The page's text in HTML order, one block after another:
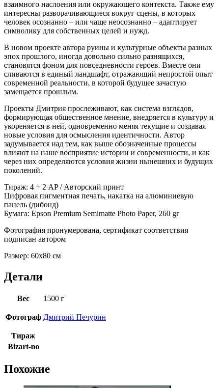
взаимного наслоения или окружающего контекста. Также ему
интересны разворачивающиеся вокруг сцены, в которых
человек осознанно – или чаще неосознанно – адаптирует
символику для собственных целей и нужд.
В новом проекте автора руины и культурные объекты разных
эпох прошлого, иногда довольно сильно разнящихся,
становятся фоном для повседневности героев. Вместе они
сливаются в единый ландшафт, отражающий непростой опыт
современной реальности, в которой будущее зачастую
замещается прошлым.
Проекты Дмитрия прослеживают, как система взглядов,
формирующая общественное мнение, внедряется в культуру и
укореняется в ней, одновременно меняя текущие и создавая
новые условия для осмысления идентичности. Автор
задумывается над тем, как выше обозначенные процессы
влияют на наше восприятие истории и современности, и как
через них определяются условия жизни нынешних и будущих
поколений.
Тираж: 4 + 2 AP / Авторский принт
Цифровая пигментная печать, накатка на алюминиевую
панель (дибонд)
Бумага: Epson Premium Semimatte Photo Paper, 260 gr
Фотография пронумерована, сертификат соответствия
подписан автором
Размер: 60х80 см
Детали
Вес 1500 г
Фотограф Дмитрий Печурин
Тираж
Bizart-no
Похожие